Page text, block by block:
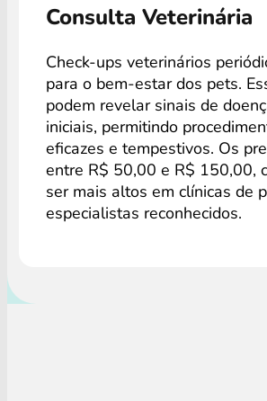
Consulta Veterinária
Check-ups veterinários
para o bem-estar dos pets.
podem revelar sinais de
iniciais, permitindo
eficazes e tempestivos. Os
entre R$ 50,00 e R$ 150,00,
ser mais altos em clínicas de
especialistas reconhecidos.